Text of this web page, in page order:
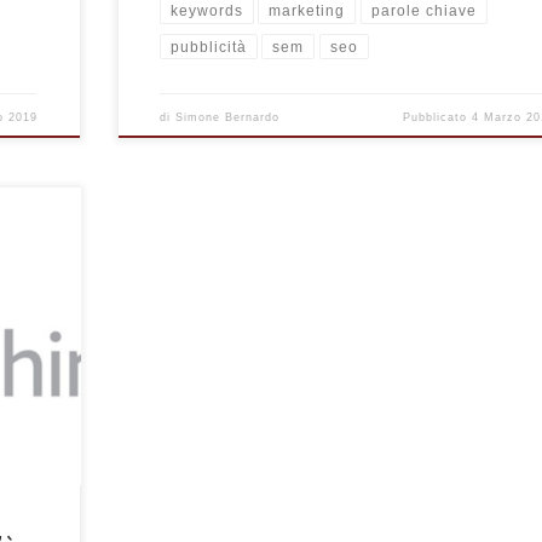
2019
keywords marketing parole chiave
pubblicità sem seo
di Simone Bernardo Pubblicato 4 Marzo